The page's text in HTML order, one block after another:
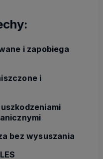
i zapobiega
i
bez wysuszania